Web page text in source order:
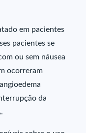
em pacientes
pacientes se
ou sem náusea
ocorreram
da